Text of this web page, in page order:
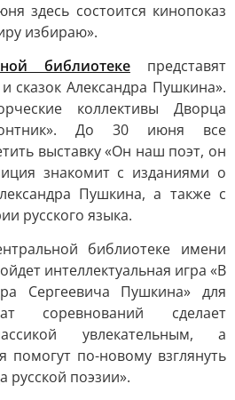
здесь состоится кинопоказ
избираю».
библиотекепредставят
сказок Александра Пушкина».
коллективы Дворца
До 30 июня все
выставку «Он наш поэт, он
знакомит с изданиями о
Пушкина, а также с
русского языка.
библиотеке имени
интеллектуальная игра «В
Сергеевича Пушкина» для
соревнований сделает
увлекательным, а
помогут по-новому взглянуть
русской поэзии».